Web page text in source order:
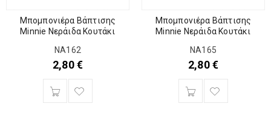
Μπομπονιέρα Βάπτισης
Minnie Νεράιδα Κουτάκι
NA162
2,80€
Μπομπονιέρα Βάπτισης
Minnie Νεράιδα Κουτάκι
NA165
2,80€